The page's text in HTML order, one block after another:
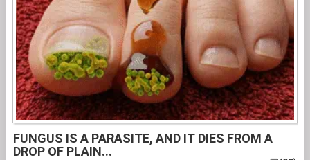
FUNGUS IS A PARASITE, AND IT DIES FROM A
DROP OF PLAIN...